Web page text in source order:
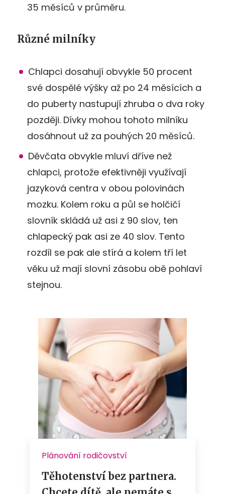
35 měsíců v průměru.
Různé milníky
Chlapci dosahují obvykle 50 procent
své dospělé výšky až po 24 měsících a
do puberty nastupují zhruba o dva roky
později. Dívky mohou tohoto milníku
dosáhnout už za pouhých 20 měsíců.
Děvčata obvykle mluví dříve než
chlapci, protože efektivněji využívají
jazyková centra v obou polovinách
mozku. Kolem roku a půl se holčičí
slovník skládá už asi z 90 slov, ten
chlapecký pak asi ze 40 slov. Tento
rozdíl se pak ale stírá a kolem tří let
věku už mají slovní zásobu obě pohlaví
stejnou.